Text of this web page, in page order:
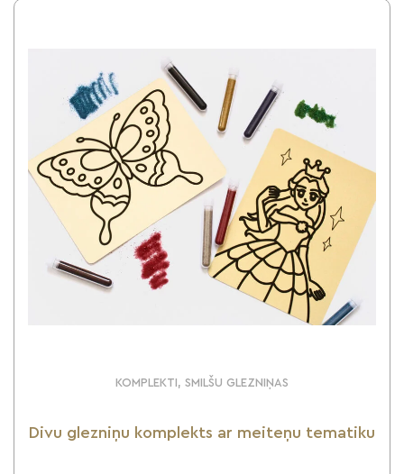
KOMPLEKTI, SMILŠU GLEZNIŅAS
Divu glezniņu komplekts ar meiteņu tematiku